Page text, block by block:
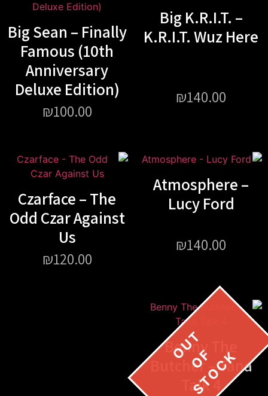
Big K.R.I.T. –
K.R.I.T. Wuz Here
₪140.00
Big Sean – Finally
Famous (10th
Anniversary
Deluxe Edition)
₪100.00
Atmosphere –
Lucy Ford
₪140.00
Czarface – The
Odd Czar Against
Us
₪120.00
Benny The
Butcher – Tana
Talk 4